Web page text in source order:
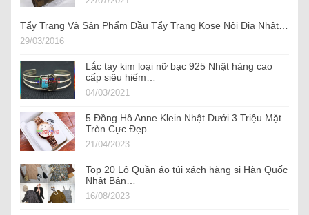
Tẩy Trang Và Sản Phẩm Dầu Tẩy Trang Kose Nội Địa Nhật…
29/03/2016
Lắc tay kim loại nữ bạc 925 Nhật hàng cao
cấp siêu hiếm…
04/03/2021
5 Đồng Hồ Anne Klein Nhật Dưới 3 Triệu Mặt
Tròn Cực Đẹp…
21/04/2023
Top 20 Lô Quần áo túi xách hàng si Hàn Quốc
Nhật Bản…
16/08/2023